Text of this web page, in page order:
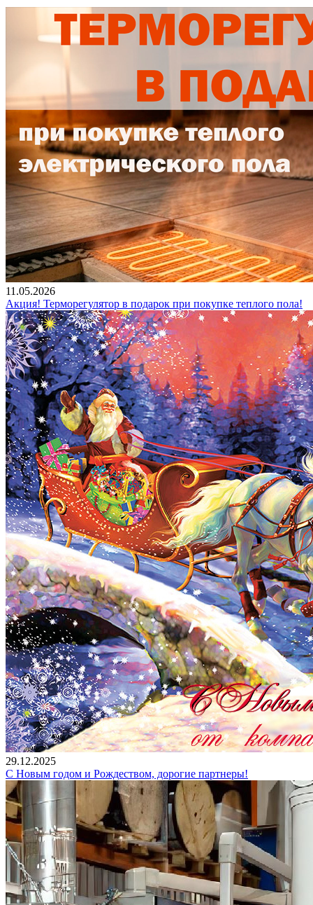
11.05.2026
Акция! Терморегулятор в подарок при покупке теплого пола!
29.12.2025
С Новым годом и Рождеством, дорогие партнеры!